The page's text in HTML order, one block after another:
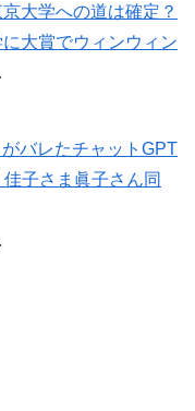
大学への道は確定？
大賞でウィンウィン
バレたチャットGPT
子さま眞子さん同